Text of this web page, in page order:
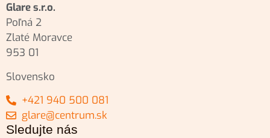
Glare s.r.o.
Poľná 2
Zlaté Moravce
953 01
Slovensko
+421 940 500 081
glare@centrum.sk
Sledujte nás